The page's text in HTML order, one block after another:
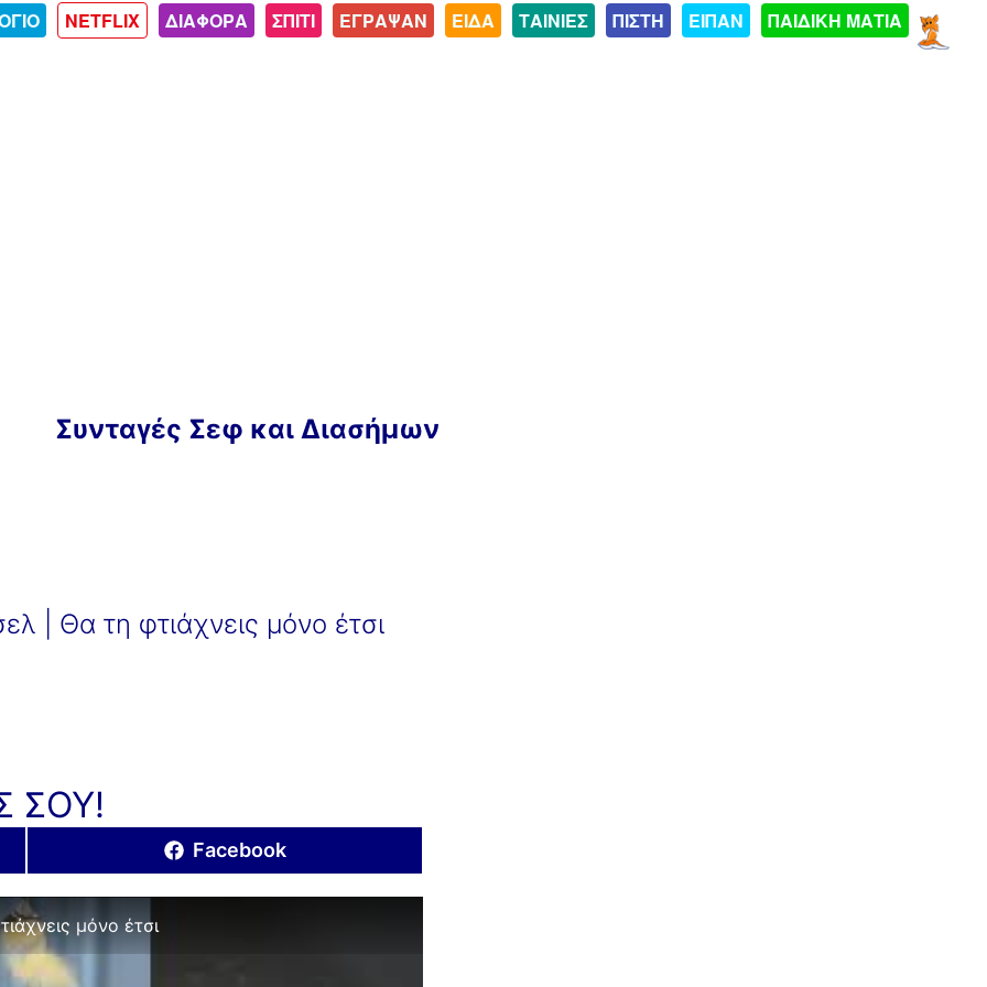
NETFLIX ΔΙΑΦΟΡΑ ΣΠΙΤΙ ΕΓΡΑΨΑΝ ΕΙΔΑ ΤΑΙΝΙΕΣ ΠΙΣΤΗ ΕΙΠΑΝ ΠΑΙΔΙΚΗ ΜΑΤΙΑ
Συνταγές Σεφ και Διασήμων
| Θα τη φτιάχνεις μόνο έτσι
ΣΟΥ!
Share
on
Facebook
μόνο έτσι